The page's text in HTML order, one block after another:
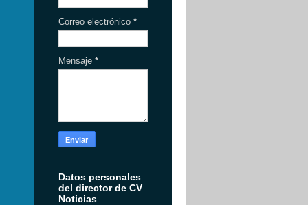
Correo electrónico *
Mensaje *
Datos personales
del director de CV
Noticias